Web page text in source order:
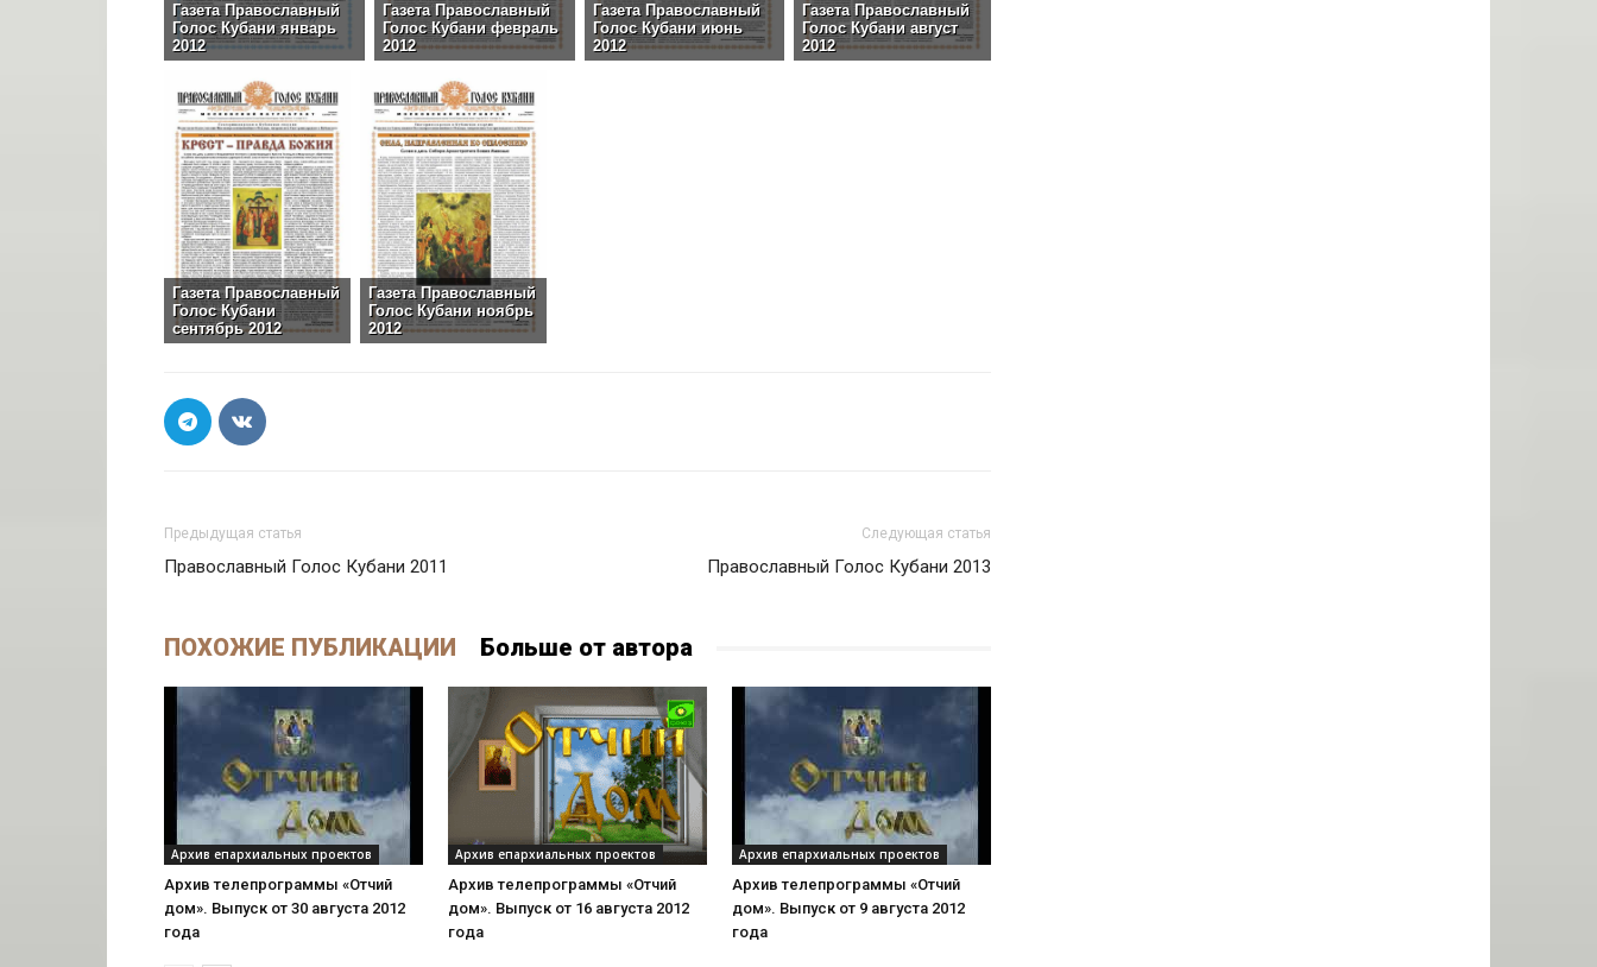
Газета Православный
Голос Кубани январь
2012
Газета Православный
Голос Кубани февраль
2012
Газета Православный
Голос Кубани июнь
2012
Газета Православный
Голос Кубани август
2012
Газета Православный
Голос Кубани
сентябрь 2012
Газета Православный
Голос Кубани ноябрь
2012
Предыдущая статья
Православный Голос Кубани 2011
Следующая статья
Православный Голос Кубани 2013
ПОХОЖИЕ ПУБЛИКАЦИИ Больше от автора
Архив епархиальных проектов
Архив телепрограммы «Отчий
дом». Выпуск от 30 августа 2012
года
Архив епархиальных проектов
Архив телепрограммы «Отчий
дом». Выпуск от 16 августа 2012
года
Архив епархиальных проектов
Архив телепрограммы «Отчий
дом». Выпуск от 9 августа 2012
года